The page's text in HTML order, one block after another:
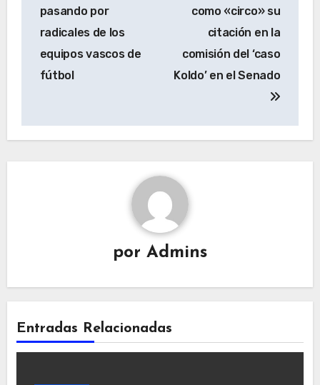
pasando por
radicales de los
equipos vascos de
fútbol
como «circo» su
citación en la
comisión del ‘caso
Koldo’ en el Senado
por Admins
Entradas Relacionadas